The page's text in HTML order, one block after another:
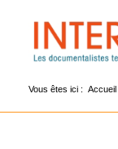
Vous êtes ici : Accueil